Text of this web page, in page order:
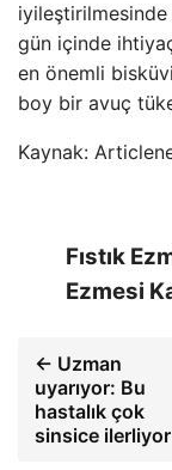
iyileştirilmesinde
gün içinde
en önemli
boy bir avuç
Kaynak:
Fıstık
Ezmesi
← Uzman
uyarıyor: Bu
hastalık çok
sinsice ilerliyor